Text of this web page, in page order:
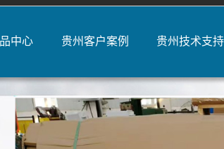
中心 贵州客户案例 贵州技术支持